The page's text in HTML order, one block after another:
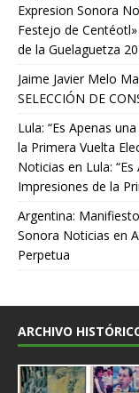
Expresion Sonora
Festejo de
de la Guelaguetza
Jaime Javier Melo
SELECCIÓN DE
Lula: “Es Apenas
la Primera Vuelta
Noticias en Lula:
Impresiones de la
Argentina:
Sonora Noticias en
Perpetua
ARCHIVO